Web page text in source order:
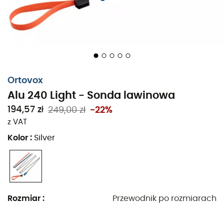
Ortovox
Alu 240 Light - Sonda lawinowa
194,57 zł 249,00 zł -22%
z VAT
Kolor : Silver
Rozmiar : Przewodnik po rozmiarach
średnicy niż reszta sondy, umożliwia lepszą penetrację
śniegu. Kompaktowa,
się wplecaku narciarskim
Oznaczenie głębokości
Etui Quick-Release
Śruba regulacyjna dla optymalnego napięcia
System kontroli wizualnej
Obszerna końcówka sondy
System napinania Aramid
System napinania Quick-Lock
Krótsze segmenty dla zmniejszenia rozmiaru
Szybkie napinanie taśmy
Materiały: Aluminium 7075 T6